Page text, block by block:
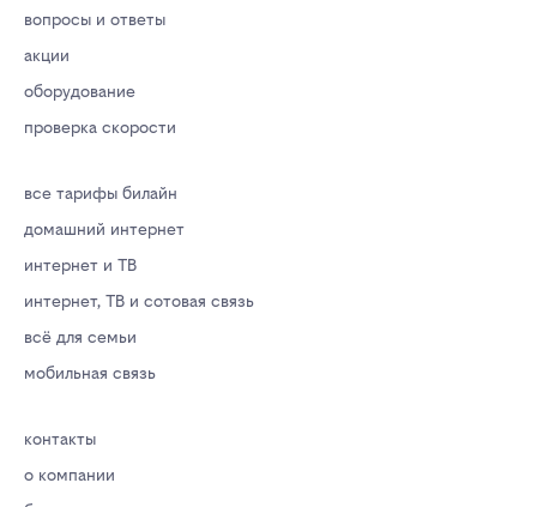
вопросы и ответы
акции
оборудование
проверка скорости
все тарифы билайн
домашний интернет
интернет и ТВ
интернет, ТВ и сотовая связь
всё для семьи
мобильная связь
контакты
о компании